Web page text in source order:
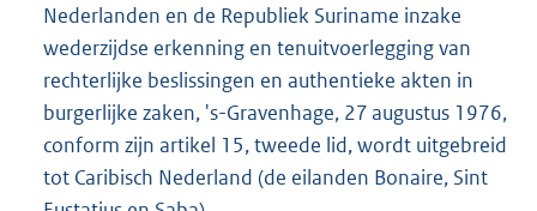
Nederlanden en de Republiek Suriname inzake
wederzijdse erkenning en tenuitvoerlegging van
rechterlijke beslissingen en authentieke akten in
burgerlijke zaken, 's-Gravenhage, 27 augustus 1976,
conform zijn artikel 15, tweede lid, wordt uitgebreid
tot Caribisch Nederland (de eilanden Bonaire, Sint